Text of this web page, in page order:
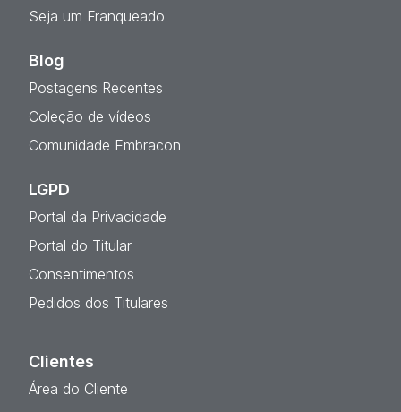
Seja um Franqueado
Blog
Postagens Recentes
Coleção de vídeos
Comunidade Embracon
LGPD
Portal da Privacidade
Portal do Titular
Consentimentos
Pedidos dos Titulares
Clientes
Área do Cliente